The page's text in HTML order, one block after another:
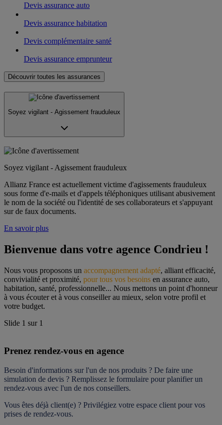
Devis assurance auto
Devis assurance habitation
Devis complémentaire santé
Devis assurance emprunteur
Découvrir toutes les assurances
Soyez vigilant - Agissement frauduleux
Soyez vigilant - Agissement frauduleux
Allianz France est actuellement victime d'agissements frauduleux
sous forme d'e-mails et d'appels téléphoniques utilisant abusivement
le nom de la société ou l'identité de ses collaborateurs et s'appuyant
sur de faux documents.
En savoir plus
Bienvenue dans votre agence Condrieu !
Nous vous proposons un accompagnement adapté, alliant efficacité,
convivialité et proximité, pour tous vos besoins en assurance auto,
habitation, santé, professionnelle... Nous mettons un point d'honneur
à vous écouter et à vous conseiller au mieux, selon votre profil et
votre budget.
Slide 1 sur 1
Prenez rendez-vous en agence
Besoin d'informations sur l'un de nos produits ? De faire une
simulation de devis ? Remplissez le formulaire pour planifier un
rendez-vous avec l'un de nos conseillers.
Vous êtes déjà client(e) ? Privilégiez votre espace client pour vos
prises de rendez-vous.